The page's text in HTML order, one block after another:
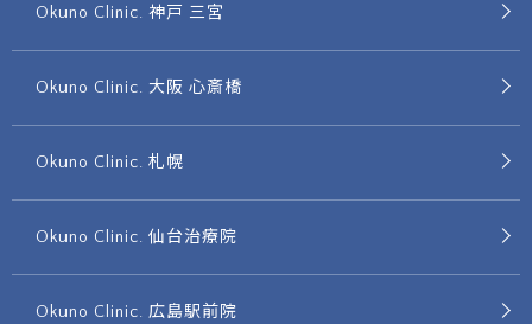
Okuno Clinic. 神戸 三宮
Okuno Clinic. 大阪 心斎橋
Okuno Clinic. 札幌
Okuno Clinic. 仙台治療院
Okuno Clinic. 広島駅前院